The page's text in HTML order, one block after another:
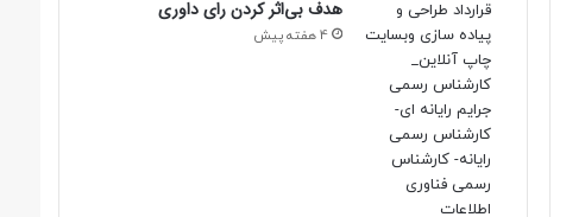
هدف بی‌اثر کردن رای داوری
4 هفته پیش